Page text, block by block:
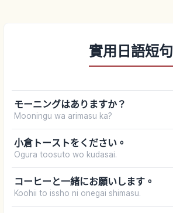
實用日語短句
モーニングはありますか？
Mooningu wa arimasu ka?
小倉トーストをください。
Ogura toosuto wo kudasai.
コーヒーと一緒にお願いします。
Koohii to issho ni onegai shimasu.